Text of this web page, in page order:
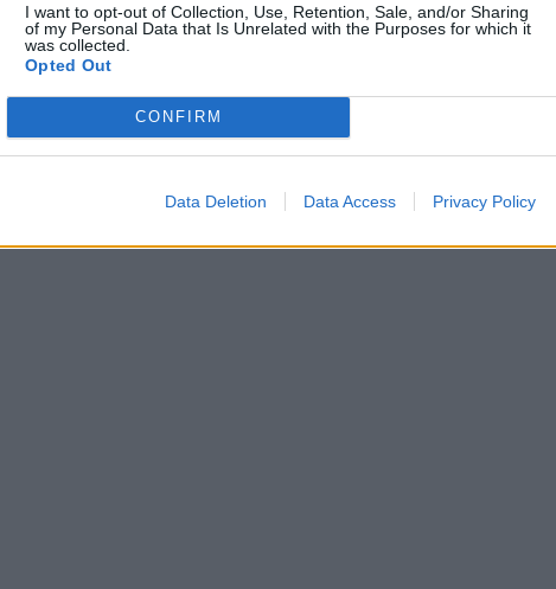
I want to opt-out of Collection, Use, Retention, Sale, and/or Sharing
of my Personal Data that Is Unrelated with the Purposes for which it
was collected.
Opted Out
CONFIRM
Data Deletion Data Access Privacy Policy